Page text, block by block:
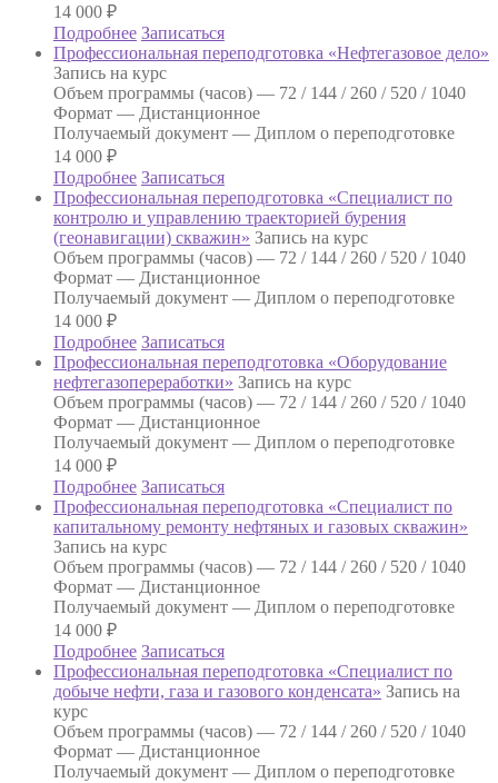
14 000 ₽
Подробнее Записаться
Профессиональная переподготовка «Нефтегазовое дело»
Запись на курс
Объем программы (часов) — 72 / 144 / 260 / 520 / 1040
Формат — Дистанционное
Получаемый документ — Диплом о переподготовке
14 000 ₽
Подробнее Записаться
Профессиональная переподготовка «Специалист по
контролю и управлению траекторией бурения
(геонавигации) скважин» Запись на курс
Объем программы (часов) — 72 / 144 / 260 / 520 / 1040
Формат — Дистанционное
Получаемый документ — Диплом о переподготовке
14 000 ₽
Подробнее Записаться
Профессиональная переподготовка «Оборудование
нефтегазопереработки» Запись на курс
Объем программы (часов) — 72 / 144 / 260 / 520 / 1040
Формат — Дистанционное
Получаемый документ — Диплом о переподготовке
14 000 ₽
Подробнее Записаться
Профессиональная переподготовка «Специалист по
капитальному ремонту нефтяных и газовых скважин»
Запись на курс
Объем программы (часов) — 72 / 144 / 260 / 520 / 1040
Формат — Дистанционное
Получаемый документ — Диплом о переподготовке
14 000 ₽
Подробнее Записаться
Профессиональная переподготовка «Специалист по
добыче нефти, газа и газового конденсата» Запись на
курс
Объем программы (часов) — 72 / 144 / 260 / 520 / 1040
Формат — Дистанционное
Получаемый документ — Диплом о переподготовке